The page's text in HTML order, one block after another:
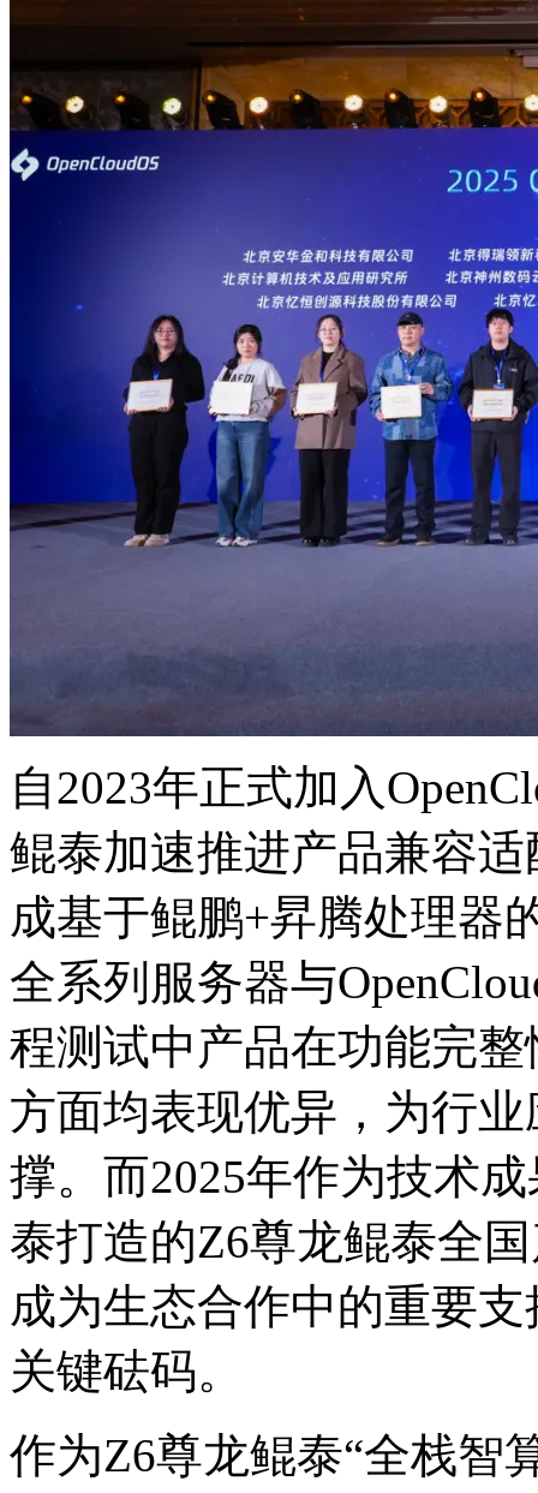
自2023年正式加入
鲲泰加速推进产品兼容适
成基于鲲鹏+昇腾处理
全系列服务器与
程测试中产品在功能完整
方面均表现优异，为
撑。而2025年作为技术成
泰打造的Z6尊龙鲲泰全
成为生态合作中的重要支
关键砝码。
作为Z6尊龙鲲泰“全栈智算